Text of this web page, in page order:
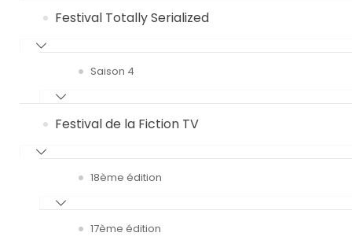
Festival Totally Serialized
Saison 4
Festival de la Fiction TV
18ème édition
17ème édition